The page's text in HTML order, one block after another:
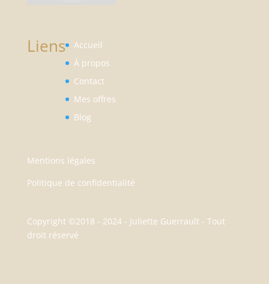
Liens
Accueil
À propos
Contact
Mes offres
Blog
Mentions légales
Politique de confidentialité
Copyright ©2018 - 2024 - Juliette Guerrault - Tout
droit réservé